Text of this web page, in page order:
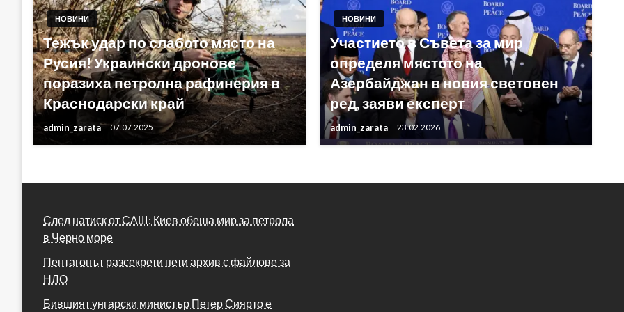
НОВИНИ
Тежък удар по слабото място на
Русия! Украински дронове
поразиха петролна рафинерия в
Краснодарски край
admin_zarata 07.07.2025
НОВИНИ
Участието в Съвета за мир
определя мястото на
Азербайджан в новия световен
ред, заяви експерт
admin_zarata 23.02.2026
След натиск от САЩ: Киев обеща мир за петрола
в Черно море
Пентагонът разсекрети пети архив с файлове за
НЛО
Бившият унгарски министър Петер Сиярто е